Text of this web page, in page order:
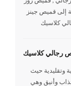
إلى قميص جينز
رجالي كلاسيك
وتقليدية حيث
وأنيق وهي